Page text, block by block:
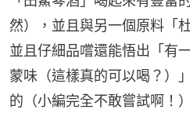
然），並且與另一個原料「
並且仔細品嚐還能悟出「有
蒙味（這樣真的可以喝？）
的（小編完全不敢嘗試啊！）